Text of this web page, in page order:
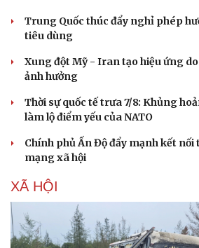
Trung Quốc thúc đẩy nghỉ phép
tiêu dùng
Xung đột Mỹ - Iran tạo hiệu ứng
ảnh hưởng
Thời sự quốc tế trưa 7/8: Khủng
làm lộ điểm yếu của NATO
Chính phủ Ấn Độ đẩy mạnh kết nối
mạng xã hội
XÃ HỘI